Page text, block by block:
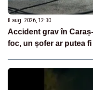
8 aug. 2026, 12:30
Accident grav în
foc, un șofer ar putea